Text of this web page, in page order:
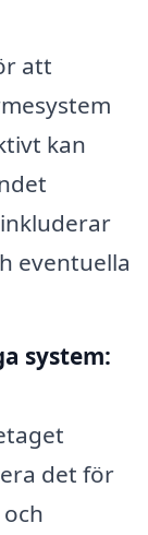
att
kan
eventuella
system:
det för